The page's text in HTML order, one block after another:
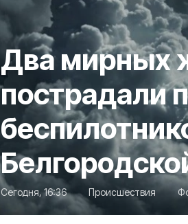
Два мирных
пострадали
Сегодня, 16:36 Происшествия